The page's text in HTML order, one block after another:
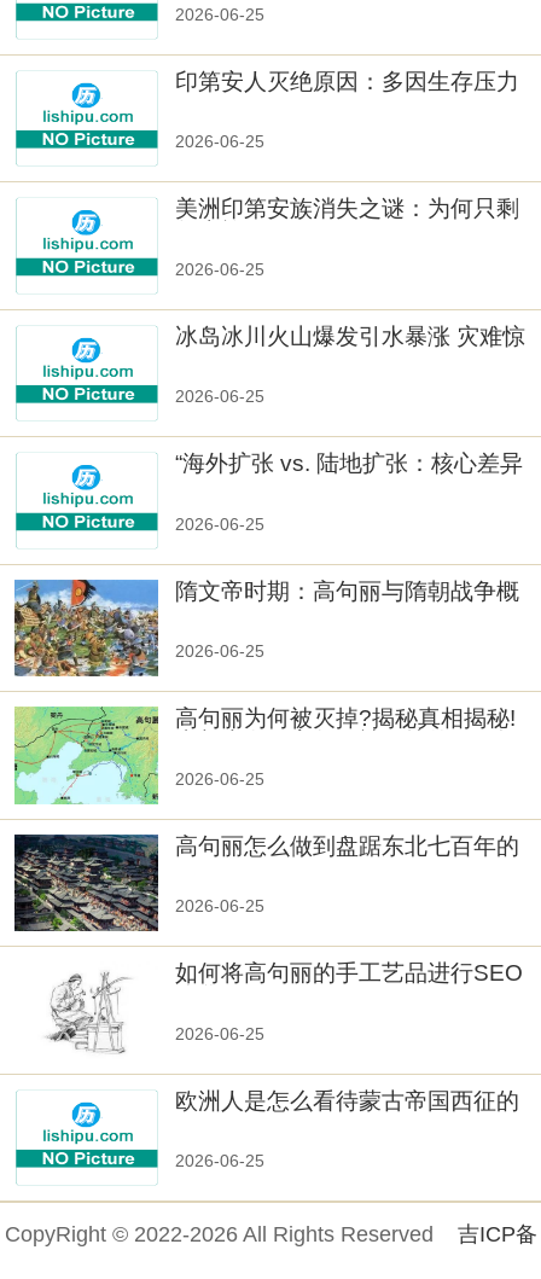
2026-06-25
印第安人灭绝原因：多因生存压力
2026-06-25
美洲印第安族消失之谜：为何只剩
2026-06-25
冰岛冰川火山爆发引水暴涨 灾难惊
2026-06-25
“海外扩张 vs. 陆地扩张：核心差异
2026-06-25
隋文帝时期：高句丽与隋朝战争概
2026-06-25
高句丽为何被灭掉?揭秘真相揭秘!
2026-06-25
高句丽怎么做到盘踞东北七百年的
2026-06-25
如何将高句丽的手工艺品进行SEO
2026-06-25
欧洲人是怎么看待蒙古帝国西征的
2026-06-25
CopyRight © 2022-2026 All Rights Reserved 吉ICP备